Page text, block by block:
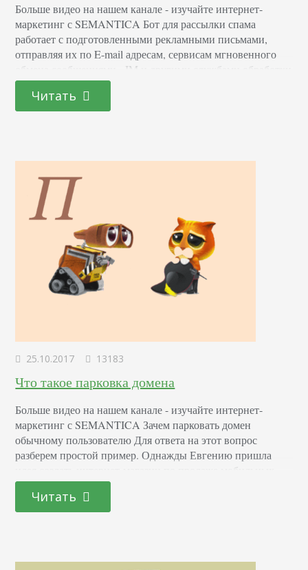
Больше видео на нашем канале - изучайте интернет-
маркетинг с SEMANTICA Бот для рассылки спама
работает с подготовленными рекламными письмами,
отправляя их по E-mail адресам, сервисам мгновенного
обмена сообщениями - IM и другими службами обработки
текстовой информации. Бот для отправки спама мешает
воспринимать пользователям оригинальную информацию
ресурса, что уменьшает удовлетворенность его
Читать
25.10.2017 13183
Что такое парковка домена
Больше видео на нашем канале - изучайте интернет-
маркетинг с SEMANTICA Зачем парковать домен
обычному пользователю Для ответа на этот вопрос
разберем простой пример. Однажды Евгению пришла
идея создать интернет-магазин по продаже мобильных
телефонов. Он придумал, как он будет называться, и
просчитал все детали. Однако по его расчётам
получалось, что запуск его работы, произойдёт не раньше,
Читать